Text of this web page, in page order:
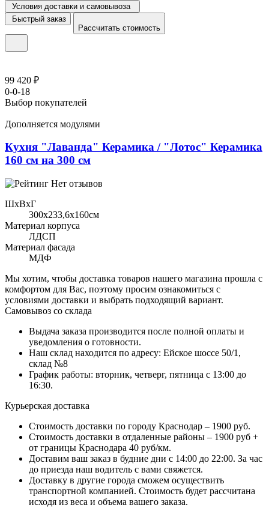
Условия доставки и самовывоза
Быстрый заказ
Рассчитать стоимость
99 420 ₽
0-0-18
Выбор покупателей
Дополняется модулями
Кухня "Лаванда" Керамика / "Лотос" Керамика
160 см на 300 см
Нет отзывов
ШхВхГ
300x233,6х160см
Материал корпуса
ЛДСП
Материал фасада
МДФ
Мы хотим, чтобы доставка товаров нашего магазина прошла с
комфортом для Вас, поэтому просим ознакомиться с
условиями доставки и выбрать подходящий вариант.
Самовывоз со склада
Выдача заказа производится после полной оплаты и
уведомления о готовности.
Наш склад находится по адресу: Ейское шоссе 50/1,
склад №8
График работы: вторник, четверг, пятница с 13:00 до
16:30.
Курьерская доставка
Стоимость доставки по городу Краснодар – 1900 руб.
Стоимость доставки в отдаленные районы – 1900 руб +
от границы Краснодара 40 руб/км.
Доставим ваш заказ в будние дни с 14:00 до 22:00. За час
до приезда наш водитель с вами свяжется.
Доставку в другие города сможем осуществить
транспортной компанией. Стоимость будет рассчитана
исходя из веса и объема вашего заказа.